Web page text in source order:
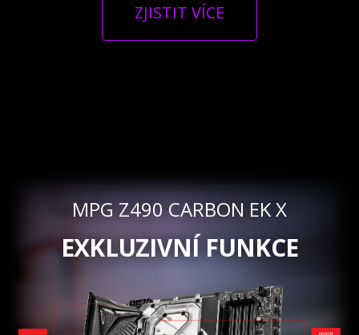
ZJISTIT VÍCE
MPG Z490 CARBON EK X
EXKLUZIVNÍ FUNKCE